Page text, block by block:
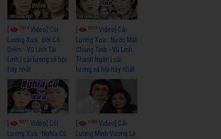
7674Video] Cải
Lương Xưa : Đời Cô
Diễm - Vũ Linh Tài
Linh | cải lương xã hội
hay nhất
6926Video] Cải
Lương Xưa : Nước Mắt
Chung Tình - Vũ Linh
Thanh Ngân | cải
lương xã hội hay nhất
6071 Video] Cải
Lương Xưa : Nghĩa Cũ
6688Video] Cải
Lương Minh Vương Lệ